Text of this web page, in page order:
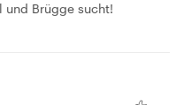
und Brügge sucht!